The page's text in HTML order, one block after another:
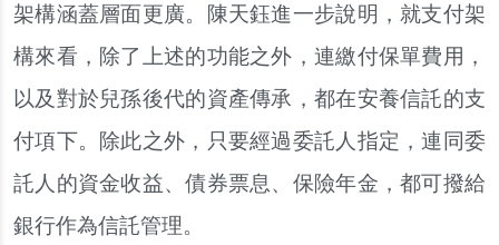
架構涵蓋層面更廣。陳天鈺進一步說明，就支付架
構來看，除了上述的功能之外，連繳付保單費用，
以及對於兒孫後代的資產傳承，都在安養信託的支
付項下。除此之外，只要經過委託人指定，連同委
託人的資金收益、債券票息、保險年金，都可撥給
銀行作為信託管理。